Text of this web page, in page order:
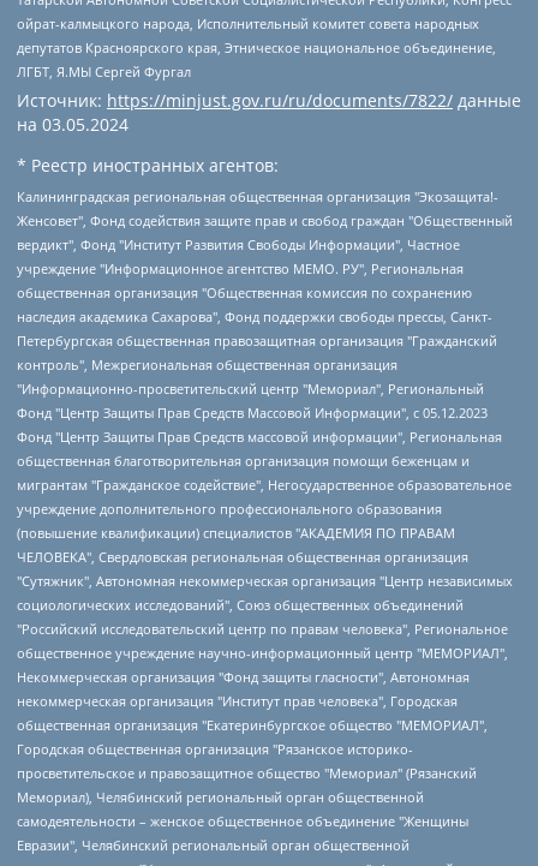
ойрат-калмыцкого народа, Исполнительный комитет совета народных
депутатов Красноярского края, Этническое национальное объединение,
ЛГБТ, Я.МЫ Сергей Фургал
Источник: https://minjust.gov.ru/ru/documents/7822/ данные
на 03.05.2024
* Реестр иностранных агентов:
Калининградская региональная общественная организация "Экозащита!-Женсовет", Фонд содействия защите прав и свобод граждан "Общественный вердикт", Фонд "Институт Развития Свободы Информации", Частное учреждение "Информационное агентство МЕМО. РУ", Региональная общественная организация "Общественная комиссия по сохранению наследия академика Сахарова", Фонд поддержки свободы прессы, Санкт-Петербургская общественная правозащитная организация "Гражданский контроль", Межрегиональная общественная организация "Информационно-просветительский центр "Мемориал", Региональный Фонд "Центр Защиты Прав Средств Массовой Информации", с 05.12.2023 Фонд "Центр Защиты Прав Средств массовой информации", Региональная общественная благотворительная организация помощи беженцам и мигрантам "Гражданское содействие", Негосударственное образовательное учреждение дополнительного профессионального образования (повышение квалификации) специалистов "АКАДЕМИЯ ПО ПРАВАМ ЧЕЛОВЕКА", Свердловская региональная общественная организация "Сутяжник", Автономная некоммерческая организация "Центр независимых социологических исследований", Союз общественных объединений "Российский исследовательский центр по правам человека", Региональное общественное учреждение научно-информационный центр "МЕМОРИАЛ", Некоммерческая организация "Фонд защиты гласности", Автономная некоммерческая организация "Институт прав человека", Городская общественная организация "Екатеринбургское общество "МЕМОРИАЛ", Городская общественная организация "Рязанское историко-просветительское и правозащитное общество "Мемориал" (Рязанский Мемориал), Челябинский региональный орган общественной самодеятельности – женское общественное объединение "Женщины Евразии", Челябинский региональный орган общественной самодеятельности "Уральская правозащитная группа", Фонд содействия защите здоровья и социальной справедливости имени Андрея Рылькова, Автономная Некоммерческая Организация "Аналитический Центр Юрия Левады", Автономная некоммерческая организация социальной поддержки населения "Проект Апрель", Региональная общественная организация помощи женщинам и детям, находящимся в кризисной ситуации "Информационно-методический центр "Анна", Фонд содействия развитию массовых коммуникаций и правовому просвещению "Так-так-Так", Фонд содействия устойчивому развитию "Серебряная тайга", Свердловский региональный общественный фонд социальных проектов "Новое время", "Idel.Реалии", Кавказ.Реалии, Крым.Реалии, Телеканал Настоящее Время, Татаро-башкирская служба Радио Свобода (Azatliq Radiosi), Радио Свободная Европа/Радио Свобода (PCE/PC), "Сибирь.Реалии", "Фактограф", Благотворительный фонд помощи осужденным и их семьям, Автономная некоммерческая организация "Институт глобализации и социальных движений", Фонд "В защиту прав заключенных", Частное учреждение "Центр поддержки и содействия развитию средств массовой информации", Пензенский региональный общественный благотворительный фонд "Гражданский союз", "Север.Реалии", Некоммерческая организация Фонд "Правовая инициатива", Общество с ограниченной ответственностью "Радио Свободная Европа/Радио Свобода", Чешское информационное агентство "MEDIUM-ORIENT", Красноярская региональная общественная организация "Мы против СПИДа", Камалягин Денис Николаевич, Маркелов Сергей Евгеньевич, Пономарев Лев Александрович, Савицкая Людмила Алексеевна, Автономная некоммерческая организация "Центр по работе с проблемой насилия "НАСИЛИЮ.НЕТ", Межрегиональный профессиональный союз работников здравоохранения "Альянс врачей", Юридическое лицо, зарегистрированное в Латвийской Республике, SIA "Medusa Project" (регистрационный номер 40103797863, дата регистрации 10.06.2014), Некоммерческая организация "Фонд по борьбе с коррупцией", Автономная некоммерческая организация "Институт права и публичной политики", Баданин Роман Сергеевич, Гликин Максим Александрович, Железнова Мария Михайловна, Лукьянова Юлия Сергеевна, Маетная Елизавета Витальевна, Маняхин Петр Борисович, Чуракова Ольга Владимировна, Ярош Юлия Петровна, Юридическое лицо "The Insider SIA", зарегистрированное в Риге, Латвийская Республика (дата регистрации 26.06.2015), являющееся администратором доменного имени интернет-издания "The Insider SIA", https://theins.ru, Постернак Алексей Евгеньевич, Рубин Михаил Аркадьевич, Анин Роман Александрович, Юридическое лицо Istories fonds, зарегистрированное в Латвийской Республике (регистрационный номер 50008295751, дата регистрации 24.02.2020), Великовский Дмитрий Александрович, Долинина Ирина Николаевна, Мароховская Алеся Алексеевна, Шлейнов Роман Юрьевич, Шмагун Олеся Валентиновна, Общество с ограниченной ответственностью "Альтаир 2021", Общество с ограниченной ответственностью "Вега 2021", Общество с ограниченной ответственностью "Главный редактор 2021", Общество с ограниченной ответственностью "Ромашки монолит", Важенков Артем Валерьевич, Ивановская областная общественная организация "Центр гендерных исследований", Гурман Юрий Альбертович, Медиапроект "ОВД-Инфо", Егоров Владимир Владимирович, Жилинский Владимир Александрович, Общество с ограниченной ответственностью "ЗП", Иванова София Юрьевна, Карезина Инна Павловна, Кильтау Екатерина Викторовна, Петров Алексей Викторович, Пискунов Сергей Евгеньевич, Смирнов Сергей Сергеевич, Тихонов Михаил Сергеевич, Общество с ограниченной ответственностью "ЖУРНАЛИСТ-ИНОСТРАННЫЙ АГЕНТ", Арапова Галина Юрьевна, Вольтская Татьяна Анатольевна, Американская компания "Mason G.E.S. Anonymous Foundation" (США), являющаяся владельцем интернет-издания https://mnews.world/, Компания "Stichting Bellingcat", зарегистрированная в Нидерландах (дата регистрации 11.07.2018), Захаров Андрей Вячеславович, Клепиковская Екатерина Дмитриевна, Общество с ограниченной ответственностью "МЕМО", Перл Роман Александрович, Симонов Евгений Алексеевич, Соловьева Елена Анатольевна, Сотников Даниил Владимирович, Сурначева Елизавета Дмитриевна, Автономная некоммерческая организация по защите прав человека и информированию населения "Якутия – Наше Мнение", Общество с ограниченной ответственностью "Москоу диджитал медиа", с 26.01.2023 Общество с ограниченной ответственностью "Чайка Белые сады", Ветошкина Валерия Валерьевна, Заговора Максим Александрович, Межрегиональное общественное движение "Российская ЛГБТ - сеть", Оленичев Максим Владимирович, Павлов Иван Юрьевич, Скворцова Елена Сергеевна, Общество с ограниченной ответственностью "Как бы инагент", Кочетков Игорь Викторович, Общество с ограниченной ответственностью "Честные выборы", Еланчик Олег Александрович, Общество с ограниченной ответственностью "Нобелевский призыв", Гималова Регина Эмилевна, Григорьев Андрей Валерьевич, Григорьева Алина Александровна, Ассоциация по содействию защите прав призывников, альтернативнослужащих и военнослужащих "Правозащитная группа "Гражданин.Армия.Право", Хисамова Регина Фаритовна, Автономная некоммерческая организация по реализации социально-правовых программ "Лилит", Дальневосточное общественное движение "Маяк", Санкт-Петербургская ЛГБТ-инициативная группа "Выход", Инициативная группа ЛГБТ+ "Реверс", Алексеев Андрей Викторович, Бекбулатова Таисия Львовна, Беляев Иван Михайлович, Владыкина Елена Сергеевна, Гельман Марат Александрович, Никульшина Вероника Юрьевна, Толоконникова Надежда Андреевна, Шендерович Виктор Анатольевич, Общество с ограниченной ответственностью "Данное сообщение", Общество с ограниченной ответственностью Издательский дом "Новая глава", Айнбиндер Александра Александровна, Московский комьюнити-центр для ЛГБТ+инициатив, Благотворительный фонд развития филантропии, Deutsche Welle (Германия, Kurt-Schumacher-Strasse 3, 53113 Bonn), Борзунова Мария Михайловна, Воробьев Виктор Викторович, Голубева Анна Львовна, Константинова Алла Михайловна, Малкова Ирина Владимировна, Мурадов Мурад Абдулгалимович, Осетинская Елизавета Николаевна, Понасенков Евгений Николаевич, Ганапольский Матвей Юрьевич, Киселев Евгений Алексеевич, Борухович Ирина Григорьевна, Дремин Иван Тимофеевич, Дубровский Дмитрий Викторович, Красноярская региональная общественная организация поддержки и развития альтернативных образовательных технологий и межкультурных коммуникаций "ИНТЕРРА", Маяковская Екатерина Алексеевна, Фейгин Марк Захарович, Филимонов Андрей Викторович, Дзугкоева Регина Николаевна, Доброхотов Роман Александрович, Дудь Юрий Александрович, Елкин Сергей Владимирович, Кругликов Кирилл Игоревич, Сабунаева Мария Леонидовна, Семенов Алексей Владимирович, Шаинян Карен Багратович, Шульман Екатерина Михайловна, Асафьев Артур Валерьевич, Вахштайн Виктор Семенович, Венедиктов Алексей Алексеевич, Лушникова Екатерина Евгеньевна, Волков Леонид Михайлович, Невзоров Александр Глебович, Пархоменко Сергей Борисович, Сироткин Ярослав Николаевич, Кара-Мурза Владимир Владимирович, Баранова Наталья Владимировна, Гозман Леонид Яковлевич, Кагарлицкий Борис Юльевич, Климарев Михаил Валерьевич, Милов Владимир Станиславович, Автономная некоммерческая организация Краснодарский центр современного искусства "Типография", Моргенштерн Алишер Тагирович, Соболь Любовь Эдуардовна, Общество с ограниченной ответственностью "ЛИЗА НОРМ", Каспаров Гарри Кимович, Ходорковский Михаил Борисович, Общество с ограниченной ответственностью "Апрельские тезисы", Данилович Ирина Брониславовна, Кашин Олег Владимирович, Петров Николай Владимирович, Пивоваров Алексей Владимирович, Соколов Михаил Владимирович, Цветкова Юлия Владимировна, Чичваркин Евгений Александрович, Комитет против пыток/Команда против пыток, Общество с ограниченной ответственностью "Первый научный", Общество с ограниченной ответственностью "Вертолет и ко", Белоцерковская Вероника Борисовна, Кац Максим Евгеньевич, Лазарева Татьяна Юрьевна, Шаведдинов Руслан Табризович, Яшин Илья Валерьевич, Общество с ограниченной ответственностью "Иноагент ААВ", Алешковский Дмитрий Петрович, Альбац Евгения Марковна, Быков Дмитрий Львович, Галямина Юлия Евгеньевна, Лойко Сергей Леонидович, Мартынов Кирилл Константинович, Медведев Сергей Александрович, Крашенинников Федор Геннадиевич, Гордеева Катерина Вл